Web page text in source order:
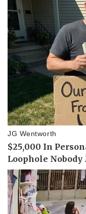
Sức khỏe
Dinh dưỡng - món ngon
Cây thuốc
Sản phụ khoa
Nhi khoa
Nam khoa
Làm đẹp - giảm cân
Phòng mạch online
Ăn sạch sống khỏe